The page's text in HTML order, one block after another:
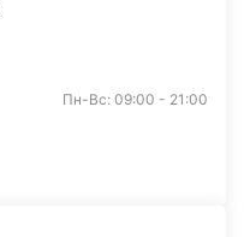
Пн-Вс: 09:00 - 21:00